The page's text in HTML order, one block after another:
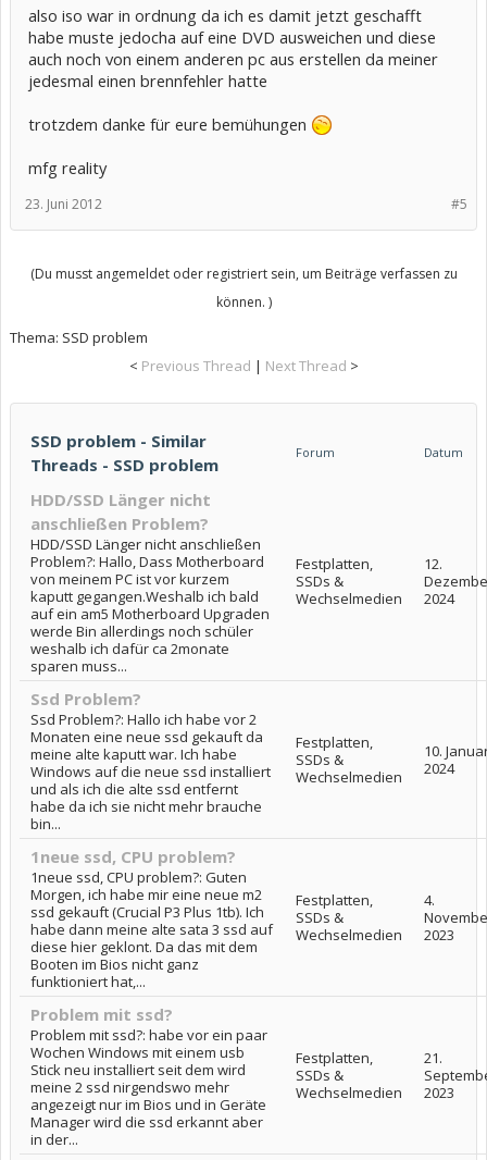
also iso war in ordnung da ich es damit jetzt geschafft
habe muste jedocha auf eine DVD ausweichen und diese
auch noch von einem anderen pc aus erstellen da meiner
jedesmal einen brennfehler hatte
trotzdem danke für eure bemühungen
mfg reality
#5
23. Juni 2012
(Du musst angemeldet oder registriert sein, um Beiträge verfassen zu
können. )
Thema: SSD problem
< Previous Thread | Next Thread >
SSD problem - Similar
Threads - SSD problem
Forum Datum
HDD/SSD Länger nicht
anschließen Problem?
HDD/SSD Länger nicht anschließen
Problem?: Hallo, Dass Motherboard
von meinem PC ist vor kurzem
kaputt gegangen.Weshalb ich bald
auf ein am5 Motherboard Upgraden
werde Bin allerdings noch schüler
weshalb ich dafür ca 2monate
sparen muss...
Festplatten,
SSDs &
Wechselmedien
12.
2024
Ssd Problem?
Ssd Problem?: Hallo ich habe vor 2
Monaten eine neue ssd gekauft da
meine alte kaputt war. Ich habe
Windows auf die neue ssd installiert
und als ich die alte ssd entfernt
habe da ich sie nicht mehr brauche
bin...
Festplatten,
SSDs &
Wechselmedien
10.
2024
1neue ssd, CPU problem?
1neue ssd, CPU problem?: Guten
Morgen, ich habe mir eine neue m2
ssd gekauft (Crucial P3 Plus 1tb). Ich
habe dann meine alte sata 3 ssd auf
diese hier geklont. Da das mit dem
Booten im Bios nicht ganz
funktioniert hat,...
Festplatten,
SSDs &
Wechselmedien
4.
2023
Problem mit ssd?
Problem mit ssd?: habe vor ein paar
Wochen Windows mit einem usb
Stick neu installiert seit dem wird
meine 2 ssd nirgendswo mehr
angezeigt nur im Bios und in Geräte
Manager wird die ssd erkannt aber
in der...
Festplatten,
SSDs &
Wechselmedien
21.
2023